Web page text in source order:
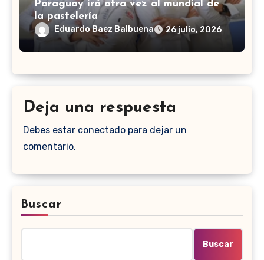
Paraguay irá otra vez al mundial de
la pastelería
Eduardo Baez Balbuena 26 julio, 2026
Deja una respuesta
Debes estar conectado para dejar un
comentario.
Buscar
Buscar